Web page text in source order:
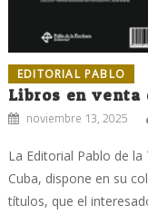
EDITORIAL PABLO
Libros en
noviembre 13, 2025
La Editorial Pablo de
Cuba, dispone en su
títulos, que el